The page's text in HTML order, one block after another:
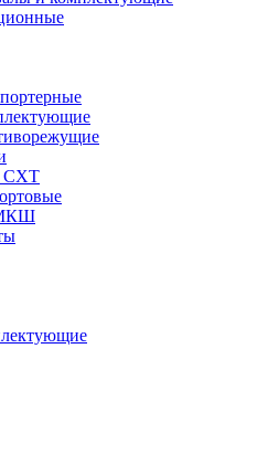
СХТ
МКШ